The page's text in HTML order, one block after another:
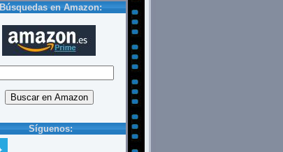
Búsquedas en Amazon:
Síguenos: